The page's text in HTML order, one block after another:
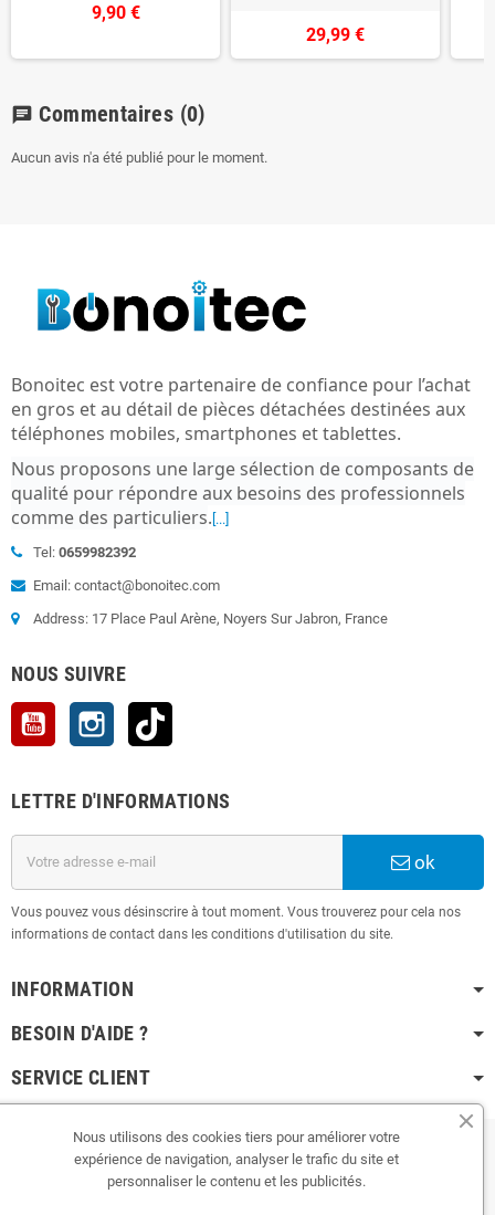
9,90 €
29,99 €
chat Commentaires (0)
Aucun avis n'a été publié pour le moment.
Bonoitec est votre partenaire de confiance pour l’achat
en gros et au détail de pièces détachées destinées aux
téléphones mobiles, smartphones et tablettes.
Nous proposons une large sélection de composants de
qualité pour répondre aux besoins des professionnels
comme des particuliers. [...]
Tel: 0659982392
Email: contact@bonoitec.com
Address: 17 Place Paul Arène, Noyers Sur Jabron, France
NOUS SUIVRE
YouTube Instagram
LETTRE D'INFORMATIONS
ok
Vous pouvez vous désinscrire à tout moment. Vous trouverez pour cela nos
informations de contact dans les conditions d'utilisation du site.
INFORMATION
BESOIN D'AIDE ?
SERVICE CLIENT
Copyright © 2024Bonoitec • Store| Powered byBonoitec
Nous utilisons des cookies tiers pour améliorer votre
expérience de navigation, analyser le trafic du site et
personnaliser le contenu et les publicités.